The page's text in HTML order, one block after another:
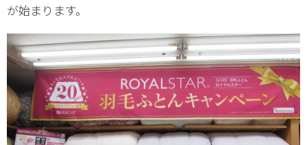
が始まります。